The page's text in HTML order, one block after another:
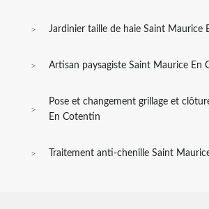
Jardinier taille de haie Saint Maurice
Artisan paysagiste Saint Maurice En
Pose et changement grillage et
En Cotentin
Traitement anti-chenille Saint